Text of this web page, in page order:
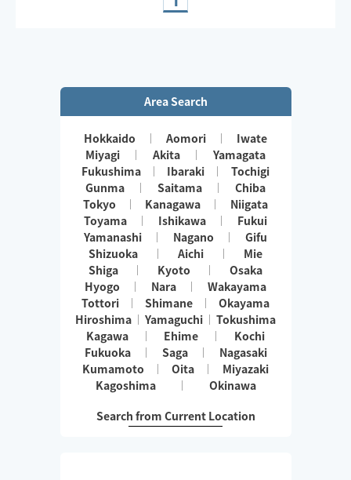
※他店舗での勤務もあり、施術中は返信や承諾が遅くな
Area Search
Hokkaido Aomori
Iwate
Miyagi
Akita
Yamagata
Fukushima
Ibaraki
Tochigi
Gunma
Saitama
Chiba
Tokyo
Kanagawa
Niigata
Toyama
Ishikawa
Fukui
Yamanashi
Nagano
Gifu
Shizuoka
Aichi
Mie
Shiga
Kyoto
Osaka
Hyogo
Nara
Wakayama
Tottori
Shimane
Okayama
Hiroshima
Yamaguchi
Tokushima
Kagawa
Ehime
Kochi
Fukuoka
Saga
Nagasaki
Kumamoto
Oita
Miyazaki
Kagoshima
Okinawa
Search from Current Location